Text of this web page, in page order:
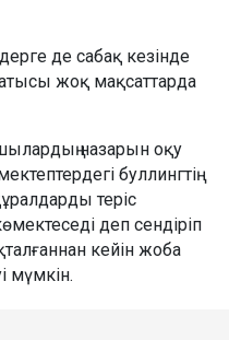
де сабақ кезінде
жоқ мақсаттарда
назарын оқу
буллингтің
теріс
деп сендіріп
кейін жоба
мүмкін.